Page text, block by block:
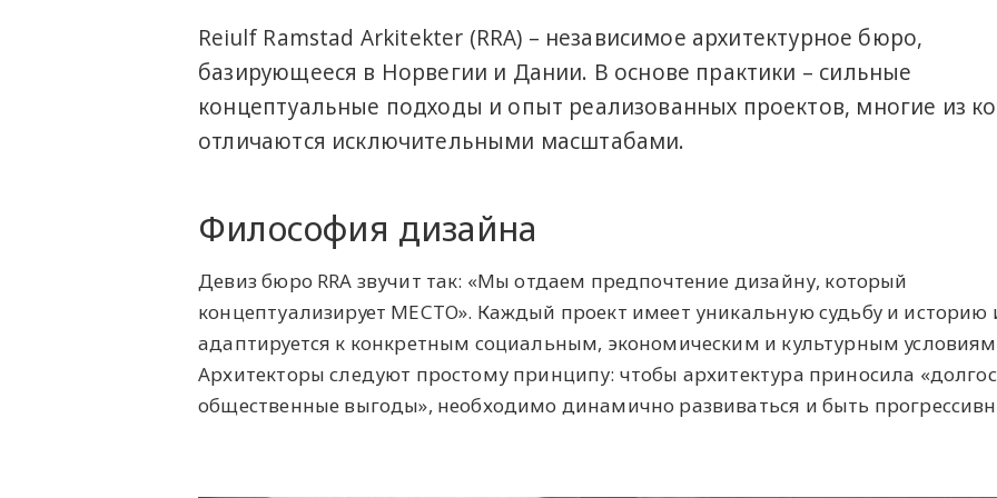
Reiulf Ramstad Arkitekter (RRA) – независимое архитектурное бюро,
базирующееся в Норвегии и Дании. В основе практики – сильные
концептуальные подходы и опыт реализованных проектов, многие из
отличаются исключительными масштабами.
Философия дизайна
Девиз бюро RRA звучит так: «Мы отдаем предпочтение дизайну, который
концептуализирует МЕСТО». Каждый проект имеет уникальную судьбу и историю
адаптируется к конкретным социальным, экономическим и культурным
Архитекторы следуют простому принципу: чтобы архитектура приносила
общественные выгоды», необходимо динамично развиваться и быть